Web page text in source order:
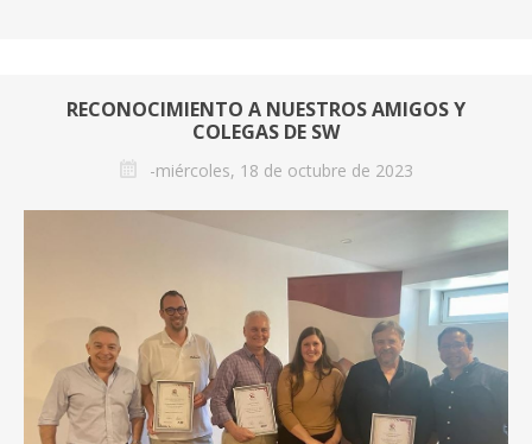
RECONOCIMIENTO A NUESTROS AMIGOS Y
COLEGAS DE SW
-miércoles, 18 de octubre de 2023